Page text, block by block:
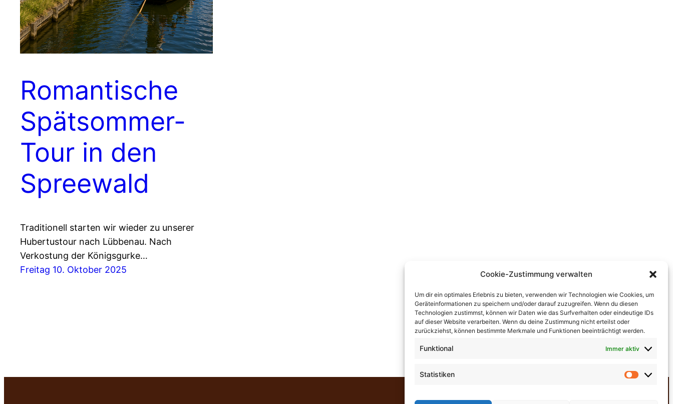
Cookie-Zustimmung verwalten
Um dir ein optimales Erlebnis zu bieten, verwenden wir Technologien wie Cookies, um
Geräteinformationen zu speichern und/oder darauf zuzugreifen. Wenn du diesen
Technologien zustimmst, können wir Daten wie das Surfverhalten oder eindeutige IDs
auf dieser Website verarbeiten. Wenn du deine Zustimmung nicht erteilst oder
zurückziehst, können bestimmte Merkmale und Funktionen beeinträchtigt werden.
Funktional Immer aktiv
Statistiken
Romantische
Spätsommer-
Tour in den
Spreewald
Traditionell starten wir wieder zu unserer
Hubertustour nach Lübbenau. Nach
Verkostung der Königsgurke…
Freitag 10. Oktober 2025